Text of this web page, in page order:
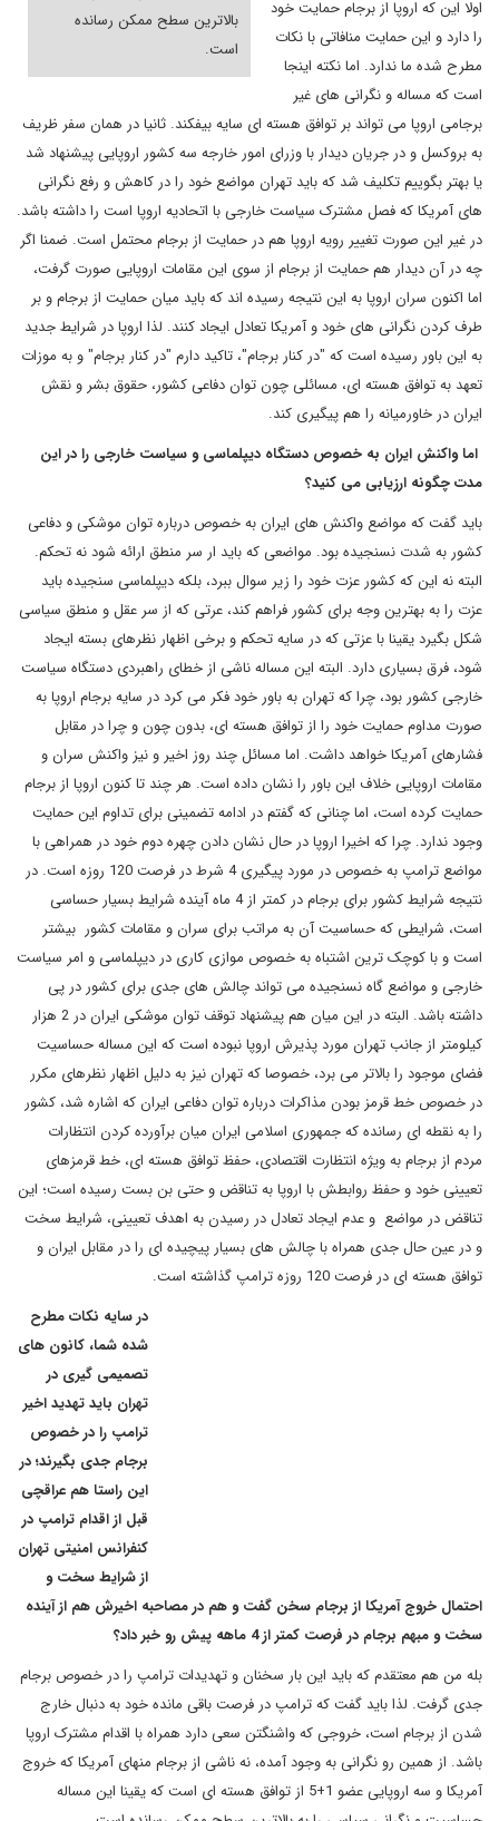
بالاترین سطح ممکن رسانده
است.
اولا این که اروپا از برجام حمایت خود
را دارد و این حمایت منافاتی با نکات
مطرح شده ما ندارد. اما نکته اینجا
است که مساله و نگرانی های غیر
برجامی اروپا می تواند بر توافق هسته ای سایه بیفکند. ثانیا در همان سفر ظریف
به بروکسل و در جریان دیدار با وزرای امور خارجه سه کشور اروپایی پیشنهاد شد
یا بهتر بگوییم تکلیف شد که باید تهران مواضع خود را در کاهش و رفع نگرانی
های آمریکا که فصل مشترک سیاست خارجی با اتحادیه اروپا است را داشته باشد.
در غیر این صورت تغییر رویه اروپا هم در حمایت از برجام محتمل است. ضمنا اگر
چه در آن دیدار هم حمایت از برجام از سوی این مقامات اروپایی صورت گرفت،
اما اکنون سران اروپا به این نتیجه رسیده اند که باید میان حمایت از برجام و بر
طرف کردن نگرانی های خود و آمریکا تعادل ایجاد کنند. لذا اروپا در شرایط جدید
به این باور رسیده است که "در کنار برجام"، تاکید دارم "در کنار برجام" و به موزات
تعهد به توافق هسته ای، مسائلی چون توان دفاعی کشور، حقوق بشر و نقش
ایران در خاورمیانه را هم پیگیری کند.
اما واکنش ایران به خصوص دستگاه دیپلماسی و سیاست خارجی را در این
مدت چگونه ارزیابی می کنید؟
باید گفت که مواضع واکنش های ایران به خصوص درباره توان موشکی و دفاعی
کشور به شدت نسنجیده بود. مواضعی که باید ار سر منطق ارائه شود نه تحکم.
البته نه این که کشور عزت خود را زیر سوال ببرد، بلکه دیپلماسی سنجیده باید
عزت را به بهترین وجه برای کشور فراهم کند، عرتی که از سر عقل و منطق سیاسی
شکل بگیرد یقینا با عزتی که در سایه تحکم و برخی اظهار نظرهای بسته ایجاد
شود، فرق بسیاری دارد. البته این مساله ناشی از خطای راهبردی دستگاه سیاست
خارجی کشور بود، چرا که تهران به باور خود فکر می کرد در سایه برجام اروپا به
صورت مداوم حمایت خود را از توافق هسته ای، بدون چون و چرا در مقابل
فشارهای آمریکا خواهد داشت. اما مسائل چند روز اخیر و نیز واکنش سران و
مقامات اروپایی خلاف این باور را نشان داده است. هر چند تا کنون اروپا از برجام
حمایت کرده است، اما چنانی که گفتم در ادامه تضمینی برای تداوم این حمایت
وجود ندارد. چرا که اخیرا اروپا در حال نشان دادن چهره دوم خود در همراهی با
مواضع ترامپ به خصوص در مورد پیگیری 4 شرط در فرصت 120 روزه است. در
نتیجه شرایط کشور برای برجام در کمتر از 4 ماه آینده شرایط بسیار حساسی
است، شرایطی که حساسیت آن به مراتب برای سران و مقامات کشور بیشتر
است و با کوچک ترین اشتباه به خصوص موازی کاری در دیپلماسی و امر سیاست
خارجی و مواضع گاه نسنجیده می تواند چالش های جدی برای کشور در پی
داشته باشد. البته در این میان هم پیشنهاد توقف توان موشکی ایران در 2 هزار
کیلومتر از جانب تهران مورد پذیرش اروپا نبوده است که این مساله حساسیت
فضای موجود را بالاتر می برد، خصوصا که تهران نیز به دلیل اظهار نظرهای مکرر
در خصوص خط قرمز بودن مذاکرات درباره توان دفاعی ایران که اشاره شد، کشور
را به نقطه ای رسانده که جمهوری اسلامی ایران میان برآورده کردن انتظارات
مردم از برجام به ویژه انتظارت اقتصادی، حفظ توافق هسته ای، خط قرمزهای
تعیینی خود و حفظ روابطش با اروپا به تناقض و حتی بن بست رسیده است؛ این
تناقض در مواضع و عدم ایجاد تعادل در رسیدن به اهدف تعیینی، شرایط سخت
و در عین حال جدی همراه با چالش های بسیار پیچیده ای را در مقابل ایران و
توافق هسته ای در فرصت 120 روزه ترامپ گذاشته است.
در سایه نکات مطرح
شده شما، کانون های
تصمیمی گیری در
تهران باید تهدید اخیر
ترامپ را در خصوص
برجام جدی بگیرند؛ در
این راستا هم عراقچی
قبل از اقدام ترامپ در
کنفرانس امنیتی تهران
از شرایط سخت و
احتمال خروج آمریکا از برجام سخن گفت و هم در مصاحبه اخیرش هم از آینده
سخت و مبهم برجام در فرصت کمتر از 4 ماهه پیش رو خبر داد؟
بله من هم معتقدم که باید این بار سخنان و تهدیدات ترامپ را در خصوص برجام
جدی گرفت. لذا باید گفت که ترامپ در فرصت باقی مانده خود به دنبال خارج
شدن از برجام است، خروجی که واشنگتن سعی دارد همراه با اقدام مشترک اروپا
باشد. از همین رو نگرانی به وجود آمده، نه ناشی از برجام منهای آمریکا که خروج
آمریکا و سه اروپایی عضو 1+5 از توافق هسته ای است که یقینا این مساله